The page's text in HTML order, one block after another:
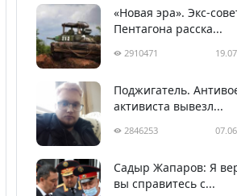
«Новая эра». Экс-
Пентагона расска...
2910471
Поджигатель.
активиста вывезл...
2846253
Садыр Жапаров: Я
вы справитесь с...